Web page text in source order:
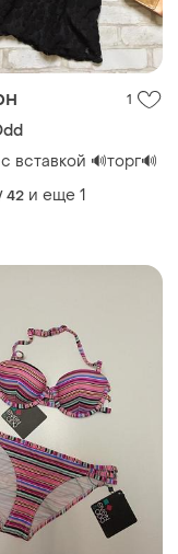
1
вставкой 🔊торг🔊
42 и еще 1